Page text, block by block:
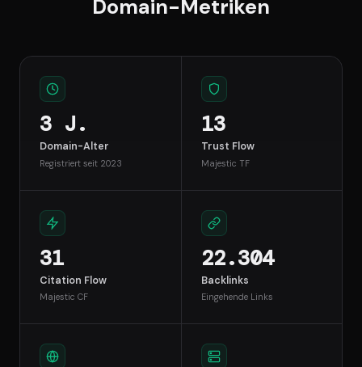
Domain-Metriken
3 J.
Domain-Alter
Registriert seit 2023
13
Trust Flow
Majestic TF
31
Citation Flow
Majestic CF
22.304
Backlinks
Eingehende Links